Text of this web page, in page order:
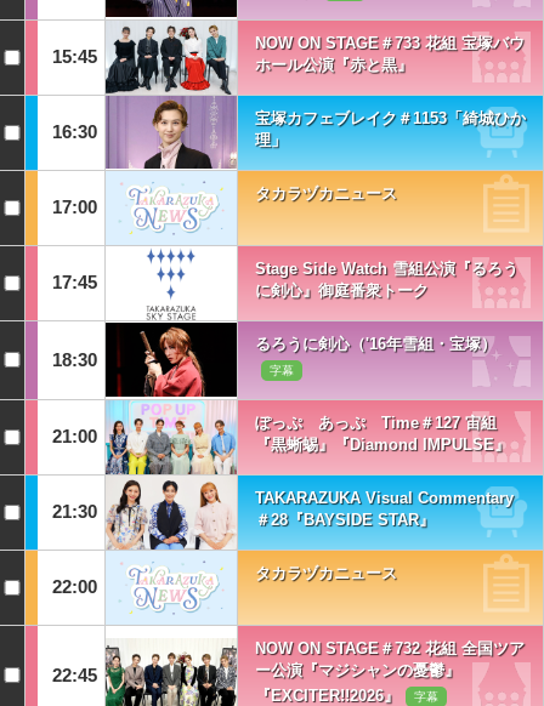
15:45
NOW ON STAGE＃733 花組 宝塚バウ
ホール公演『赤と黒』
16:30
宝塚カフェブレイク＃1153「綺城ひか
理」
17:00
タカラヅカニュース
17:45
Stage Side Watch 雪組公演『るろう
に剣心』御庭番衆トーク
18:30
るろうに剣心（'16年雪組・宝塚）
字幕
21:00
ぽっぷ あっぷ Time＃127 宙組
『黒蜥蜴』『Diamond IMPULSE』
21:30
TAKARAZUKA Visual Commentary
＃28『BAYSIDE STAR』
22:00
タカラヅカニュース
22:45
NOW ON STAGE＃732 花組 全国ツア
ー公演『マジシャンの憂鬱』
『EXCITER!!2026』
字幕